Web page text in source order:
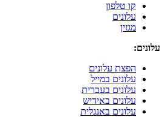
קו טלפון
עלונים
מגזין
עלונים:
הפצת עלונים
עלונים במייל
עלונים בעברית
עלונים באידיש
עלונים באנגלית